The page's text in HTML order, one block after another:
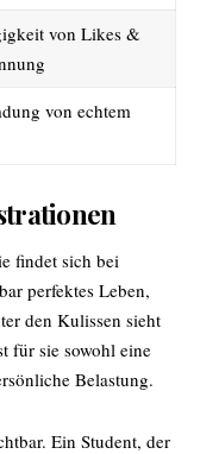
von Likes &
von echtem
findet sich bei
perfektes Leben,
den Kulissen sieht
für sie sowohl eine
Belastung.
Ein Student, der